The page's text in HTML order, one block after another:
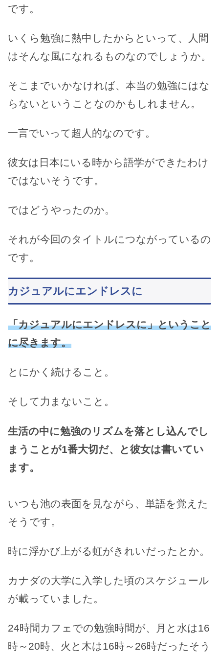
です。
いくら勉強に熱中したからといって、人間
はそんな風になれるものなのでしょうか。
そこまでいかなければ、本当の勉強にはな
らないということなのかもしれません。
一言でいって超人的なのです。
彼女は日本にいる時から語学ができたわけ
ではないそうです。
ではどうやったのか。
それが今回のタイトルにつながっているの
です。
カジュアルにエンドレスに
「カジュアルにエンドレスに」ということ
に尽きます。
とにかく続けること。
そして力まないこと。
生活の中に勉強のリズムを落とし込んでし
まうことが1番大切だ、と彼女は書いてい
ます。
いつも池の表面を見ながら、単語を覚えた
そうです。
時に浮かび上がる虹がきれいだったとか。
カナダの大学に入学した頃のスケジュール
が載っていました。
24時間カフェでの勉強時間が、月と水は16
時～20時、火と木は16時～26時だったそう